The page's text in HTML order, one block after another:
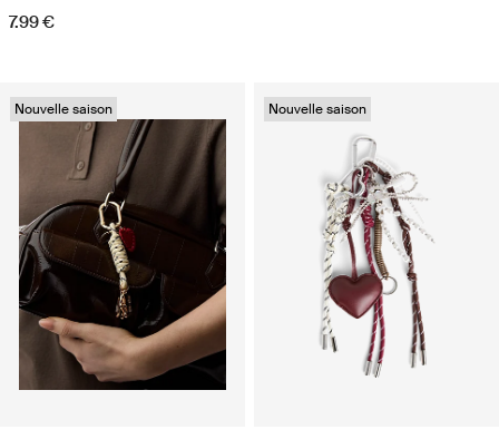
7.99 €
Nouvelle saison Nouvelle saison